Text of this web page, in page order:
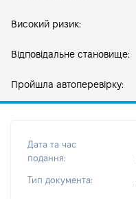
Високий ризик:
Відповідальне становище:
Пройшла автоперевірку:
Дата та час
подання:
Тип документа: